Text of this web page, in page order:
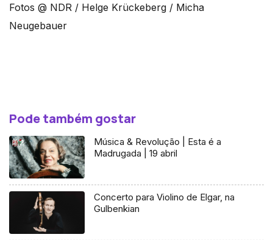
Fotos @ NDR / Helge Krückeberg / Micha
Neugebauer
Pode também gostar
Música & Revolução | Esta é a
Madrugada | 19 abril
Concerto para Violino de Elgar, na
Gulbenkian